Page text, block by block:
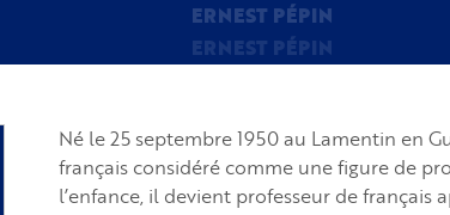
ERNEST PÉPIN
ERNEST PÉPIN
Né le 25 septembre 1950 au Lamentin en
français considéré comme une figure de
l’enfance, il devient professeur de français